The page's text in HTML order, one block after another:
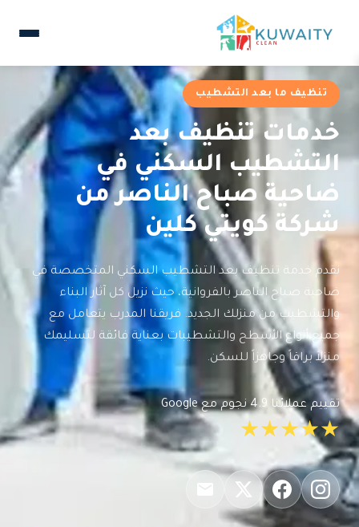
تنظيف ما بعد التشطيب
خدمات تنظيف بعد
التشطيب السكني في
ضاحية صباح الناصر من
شركة كويتي كلين
نقدم خدمة تنظيف بعد التشطيب السكني المتخصصة في
ضاحية صباح الناصر بالفروانية، حيث نزيل كل آثار البناء
والتشطيب من منزلك الجديد. فريقنا المدرب يتعامل مع
جميع أنواع الأسطح والتشطيبات بعناية فائقة لتسليمك
منزلاً براقاً وجاهزاً للسكن.
تقييم عملائنا 4.9 نجوم مع Google
★★★★★